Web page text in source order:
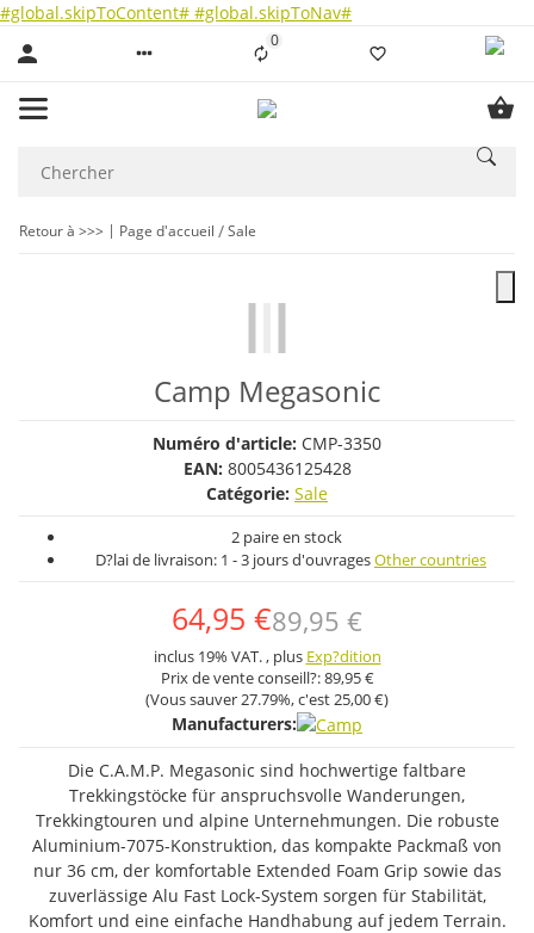
#global.skipToContent# #global.skipToNav#
0Liste ist leer
Retour à >>> Page d'accueil Sale
Camp Megasonic
Numéro d'article: CMP-3350
EAN: 8005436125428
Catégorie: Sale
2 paire en stock
D?lai de livraison: 1 - 3 jours d'ouvragesOther countries
64,95 €89,95 €
inclus 19% VAT. , plus Exp?dition
Prix ​​de vente conseill?:89,95 €
(Vous sauver27.79%, c'est25,00 €)
Manufacturers:
Die C.A.M.P. Megasonic sind hochwertige faltbare
Trekkingstöcke für anspruchsvolle Wanderungen,
Trekkingtouren und alpine Unternehmungen. Die robuste
Aluminium-7075-Konstruktion, das kompakte Packmaß von
nur 36 cm, der komfortable Extended Foam Grip sowie das
zuverlässige Alu Fast Lock-System sorgen für Stabilität,
Komfort und eine einfache Handhabung auf jedem Terrain.